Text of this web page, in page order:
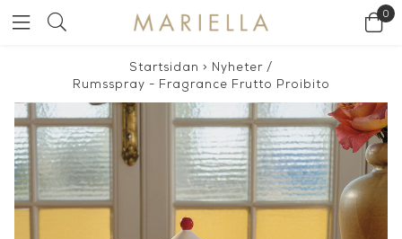
0
Startsidan > Nyheter /
Rumsspray - Fragrance Frutto Proibito